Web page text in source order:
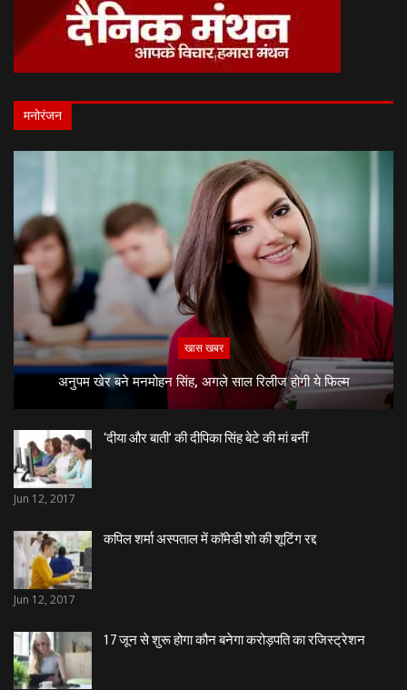
मनोरंजन
खास खबर
अनुपम खेर बने मनमोहन सिंह, अगले साल रिलीज होगी ये फिल्म
‘दीया और बाती’ की दीपिका सिंह बेटे की मां बनीं
Jun 12, 2017
कपिल शर्मा अस्पताल में काॅमेडी शो की शूटिंग रद्द
Jun 12, 2017
17 जून से शुरू होगा कौन बनेगा करोड़पति का रजिस्ट्रेशन